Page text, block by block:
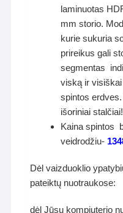
laminuotas
mm storio.
kurie sukuria
prireikus gali
segmentas
viską ir
spintos
išoriniai stalčiai!
Kaina spintos
veidrodžiu-
Dėl vaizduoklio
pateiktų nuotraukose:
dėl Jūsų kompiuterio